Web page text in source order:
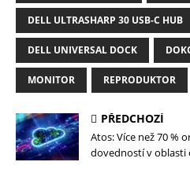
DELL ULTRASHARP 30 USB-C HUB
DELL UNIVERSAL DOCK
MONITOR REPRODUKTOR
PŘEDCHOZÍ
Atos: Více než 70 %
dovedností v oblasti